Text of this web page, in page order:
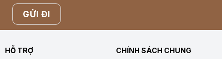
HỖ TRỢ
CHÍNH SÁCH CHUNG